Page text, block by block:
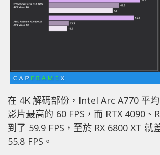
在 4K 解碼部份，Intel Arc A770 平
影片最高的 60 FPS，而 RTX 4090、
到了 59.9 FPS，至於 RX 6800 XT 就
55.8 FPS。